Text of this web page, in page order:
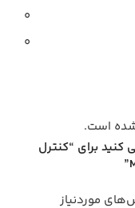
0
0
است.
کنید برای “کنترل
موردنیاز